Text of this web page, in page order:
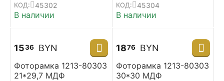
КОД: 45302
В наличии
КОД: 45304
В наличии
1536 BYN
Фоторамка 1213-80303
21*29,7 МДФ
1876 BYN
Фоторамка 1213-80303
30*30 МДФ